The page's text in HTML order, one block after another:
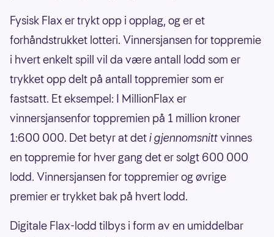
Fysisk Flax er trykt opp i opplag, og er et
forhåndstrukket lotteri. Vinnersjansen for toppremie
i hvert enkelt spill vil da være antall lodd som er
trykket opp delt på antall toppremier som er
fastsatt. Et eksempel: I MillionFlax er
vinnersjansenfor toppremien på 1 million kroner
1:600 000. Det betyr at deti gjennomsnittvinnes
en toppremie for hver gang det er solgt 600 000
lodd. Vinnersjansen for toppremier og øvrige
premier er trykket bak på hvert lodd.
Digitale Flax-lodd tilbys i form av en umiddelbar